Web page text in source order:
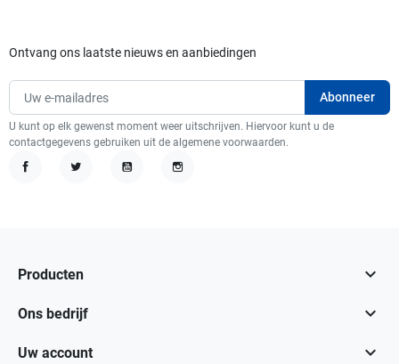
Ontvang ons laatste nieuws en aanbiedingen
U kunt op elk gewenst moment weer uitschrijven. Hiervoor kunt u de
contactgegevens gebruiken uit de algemene voorwaarden.
Producten 
Ons bedrijf 
Uw account 